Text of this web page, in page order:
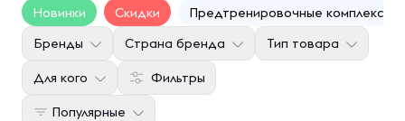
Новинки Скидки Предтренировочные комплексы
Фильтры
Бренды Страна бренда Тип товара
Для кого
Популярные